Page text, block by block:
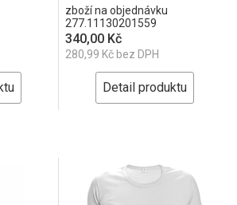
zboží na objednávku
277.11130201559
340,00 Kč
280,99 Kč bez DPH
Detail produktu